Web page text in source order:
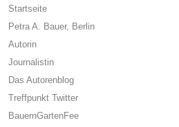
Startseite
Petra A. Bauer, Berlin
Autorin
Journalistin
Das Autorenblog
Treffpunkt Twitter
BauernGartenFee